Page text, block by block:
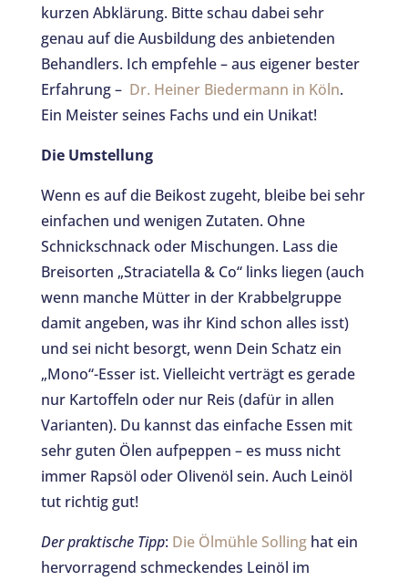
kurzen Abklärung. Bitte schau dabei sehr
genau auf die Ausbildung des anbietenden
Behandlers. Ich empfehle – aus eigener bester
Erfahrung – Dr. Heiner Biedermann in Köln.
Ein Meister seines Fachs und ein Unikat!
Die Umstellung
Wenn es auf die Beikost zugeht, bleibe bei sehr
einfachen und wenigen Zutaten. Ohne
Schnickschnack oder Mischungen. Lass die
Breisorten „Straciatella & Co“ links liegen (auch
wenn manche Mütter in der Krabbelgruppe
damit angeben, was ihr Kind schon alles isst)
und sei nicht besorgt, wenn Dein Schatz ein
„Mono“-Esser ist. Vielleicht verträgt es gerade
nur Kartoffeln oder nur Reis (dafür in allen
Varianten). Du kannst das einfache Essen mit
sehr guten Ölen aufpeppen – es muss nicht
immer Rapsöl oder Olivenöl sein. Auch Leinöl
tut richtig gut!
Der praktische Tipp: Die Ölmühle Sollinghat ein
hervorragend schmeckendes Leinöl im